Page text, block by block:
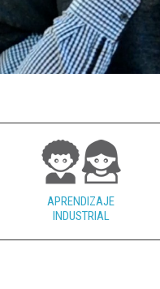
APRENDIZAJE
INDUSTRIAL